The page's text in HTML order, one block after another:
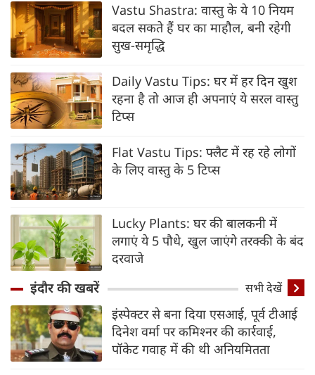
Vastu Shastra: वास्तु के ये 10 नियम
बदल सकते हैं घर का माहौल, बनी रहेगी
सुख-समृद्धि
Daily Vastu Tips: घर में हर दिन खुश
रहना है तो आज ही अपनाएं ये सरल वास्तु
टिप्स
Flat Vastu Tips: फ्लैट में रह रहे लोगों
के लिए वास्तु के 5 टिप्स
Lucky Plants: घर की बालकनी में
लगाएं ये 5 पौधे, खुल जाएंगे तरक्की के बंद
दरवाजे
इंदौर की खबरें सभी देखें
इंस्पेक्टर से बना दिया एसआई, पूर्व टीआई
दिनेश वर्मा पर कमिश्‍नर की कार्रवाई,
पॉकेट गवाह में की थी अनियमितता